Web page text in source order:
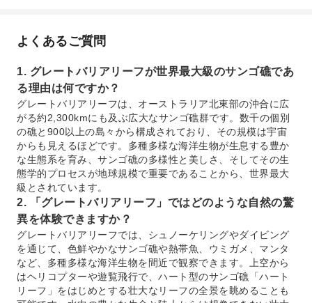
よくあるご質問
1. グレートバリアリーフが世界最大級のサンゴ礁であ
る理由は何ですか？
グレートバリアリーフは、オーストラリア北東部の沖合に広
がる約2,300kmにも及ぶ広大なサンゴ礁群です。数千の個別
の礁と900以上の島々から構成されており、その規模は宇宙
からも見えるほどです。多種多様な海洋生物が生息する豊か
な生態系を育み、サンゴ礁の多様性と美しさ、そしてその生
態学的プロセスが地球規模で重要であることから、世界最大
級とされています。
2. 「グレートバリアリーフ」ではどのような自然の驚
異を体験できますか？
グレートバリアリーフでは、シュノーケリングやダイビング
を通じて、色鮮やかなサンゴ礁や熱帯魚、ウミガメ、マンタ
など、多種多様な海洋生物を間近で観察できます。上空から
はヘリコプターや遊覧飛行で、ハート型のサンゴ礁「ハート
リーフ」をはじめとする壮大なリーフの全景を眺めることも